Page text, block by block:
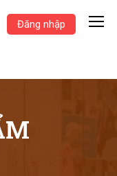
Đăng nhập